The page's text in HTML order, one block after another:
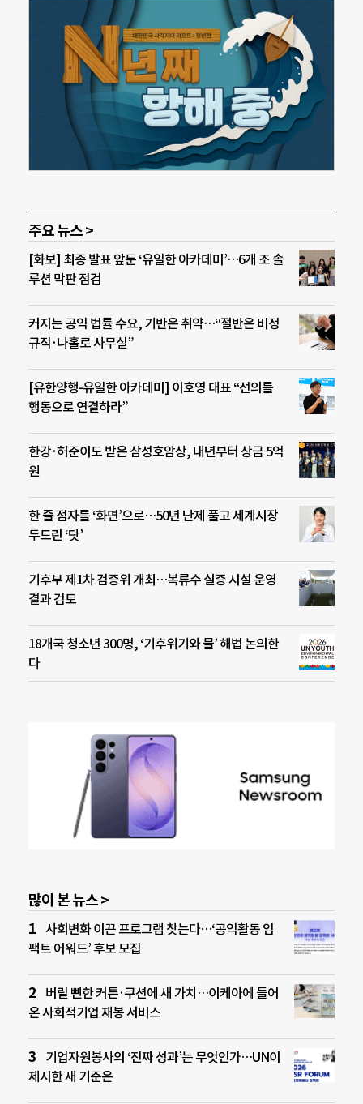
주요 뉴스 >
[화보] 최종 발표 앞둔 ‘유일한 아카데미’…6개 조 솔
루션 막판 점검
커지는 공익 법률 수요, 기반은 취약…“절반은 비정
규직·나홀로 사무실”
[유한양행-유일한 아카데미] 이호영 대표 “선의를
행동으로 연결하라”
한강·허준이도 받은 삼성호암상, 내년부터 상금 5억
원
한 줄 점자를 ‘화면’으로…50년 난제 풀고 세계시장
두드린 ‘닷’
기후부 제1차 검증위 개최…복류수 실증 시설 운영
결과 검토
18개국 청소년 300명, ‘기후위기와 물’ 해법 논의한
다
많이 본 뉴스 >
사회변화 이끈 프로그램 찾는다…‘공익활동 임
팩트 어워드’ 후보 모집
버릴 뻔한 커튼·쿠션에 새 가치…이케아에 들어
온 사회적기업 재봉 서비스
기업자원봉사의 ‘진짜 성과’는 무엇인가…UN이
제시한 새 기준은